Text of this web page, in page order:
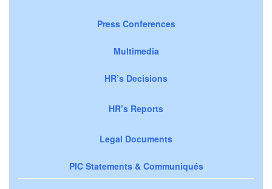
Press Conferences
Multimedia
HR’s Decisions
HR’s Reports
Legal Documents
PIC Statements & Communiqués